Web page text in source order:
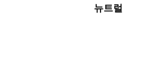
뉴트럴